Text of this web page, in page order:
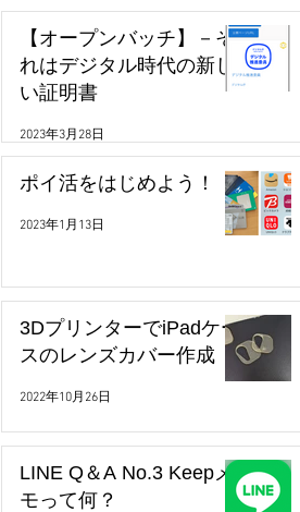
【オープンバッチ】－そ
れはデジタル時代の新し
い証明書
2023年3月28日
ポイ活をはじめよう！
2023年1月13日
3DプリンターでiPadケー
スのレンズカバー作成
2022年10月26日
LINE Q＆A No.3 Keepメ
モって何？